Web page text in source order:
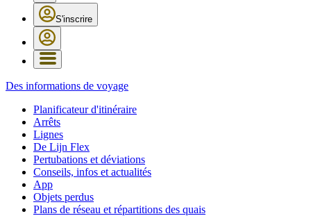
S'inscrire
Des informations de voyage
Planificateur d'itinéraire
Arrêts
Lignes
De Lijn Flex
Pertubations et déviations
Conseils, infos et actualités
App
Objets perdus
Plans de réseau et répartitions des quais